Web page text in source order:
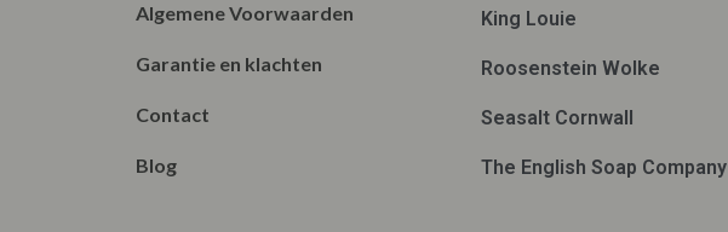
Algemene Voorwaarden
Garantie en klachten
Contact
Blog
King Louie
Roosenstein Wolke
Seasalt Cornwall
The English Soap Company